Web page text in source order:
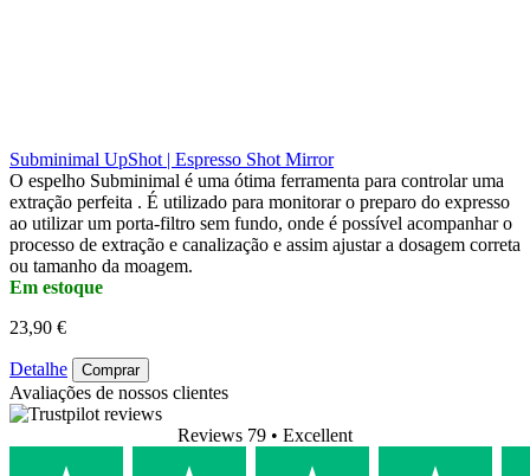
Subminimal UpShot | Espresso Shot Mirror
O espelho Subminimal é uma ótima ferramenta para controlar uma
extração perfeita . É utilizado para monitorar o preparo do expresso
ao utilizar um porta-filtro sem fundo, onde é possível acompanhar o
processo de extração e canalização e assim ajustar a dosagem correta
ou tamanho da moagem.
Em estoque
23,90 €
Detalhe Comprar
Avaliações de nossos clientes
Reviews 79 • Excellent